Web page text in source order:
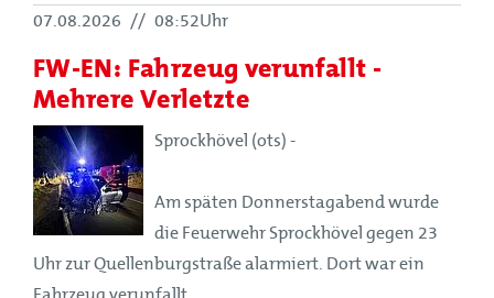
07.08.2026 // 08:52Uhr
FW-EN: Fahrzeug verunfallt -
Mehrere Verletzte
Sprockhövel (ots) -
Am späten Donnerstagabend wurde
die Feuerwehr Sprockhövel gegen 23
Uhr zur Quellenburgstraße alarmiert. Dort war ein